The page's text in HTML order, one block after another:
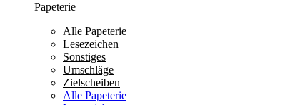
Papeterie
Alle Papeterie
Lesezeichen
Sonstiges
Umschläge
Zielscheiben
Alle Papeterie